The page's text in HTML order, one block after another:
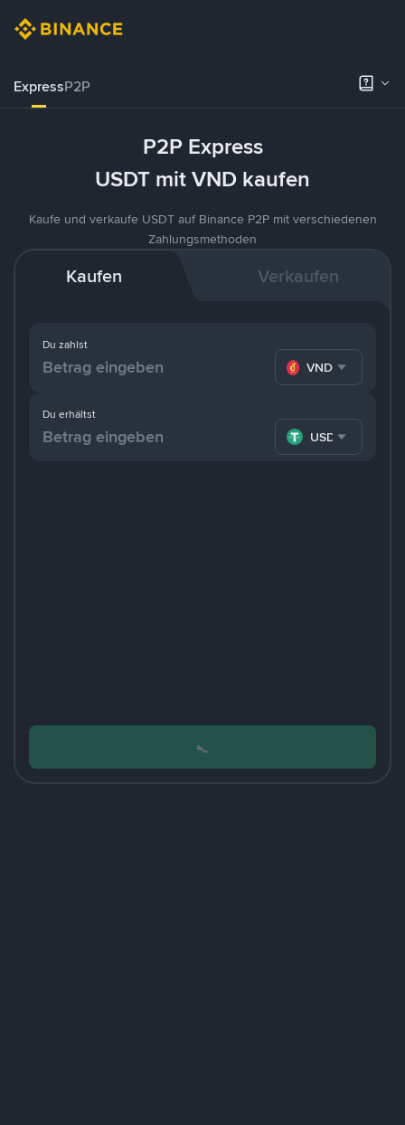
ExpressP2P
P2P Express
USDT mit VND kaufen
Kaufe und verkaufe USDT auf Binance P2P mit verschiedenen
Zahlungsmethoden
Kaufen Verkaufen
Du zahlst
VND
Du erhältst
USDT